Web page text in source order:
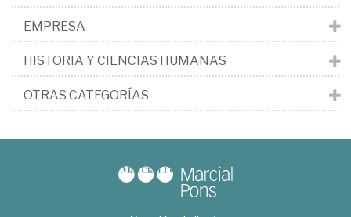
EMPRESA
HISTORIA Y CIENCIAS HUMANAS
OTRAS CATEGORÍAS